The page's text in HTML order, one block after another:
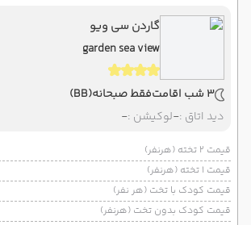
گاردن سی ویو
garden sea view
3 شب اقامت فقط صبحانه(BB)
دید اتاق :-لوکیشن :-
قیمت 2 تخته (هرنفر)
قیمت 1 تخته (هرنفر)
قیمت کودک با تخت (هر نفر)
قیمت کودک بدون تخت (هرنفر)